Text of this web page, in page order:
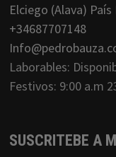
Elciego (Alava) País
+34687707148
Laborables:
Festivos: 9:00 a.m
SUSCRITEBE A